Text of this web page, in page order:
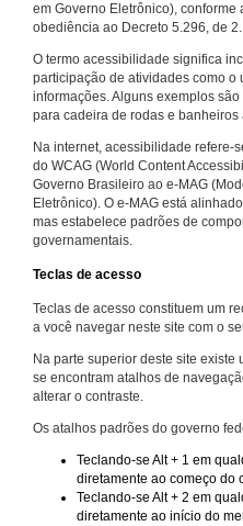
em Governo Eletrônico),
obediência ao Decreto 5.296, de
O termo acessibilidade significa
participação de atividades como o
informações. Alguns exemplos
para cadeira de rodas e
Na internet, acessibilidade refere-
do WCAG (World Content
Governo Brasileiro ao e-MAG
Eletrônico). O e-MAG está
mas estabelece padrões de
governamentais.
Teclas de acesso
Teclas de acesso constituem um
a você navegar neste site com o
Na parte superior deste site
se encontram atalhos de
alterar o contraste.
Os atalhos padrões do governo
Teclando-se Alt + 1 em
diretamente ao começo do
Teclando-se Alt + 2 em
diretamente ao início do